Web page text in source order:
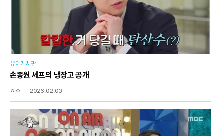
유머게시판
손종원 셰프의 냉장고 공개
ㅇㅇ 2026.02.03